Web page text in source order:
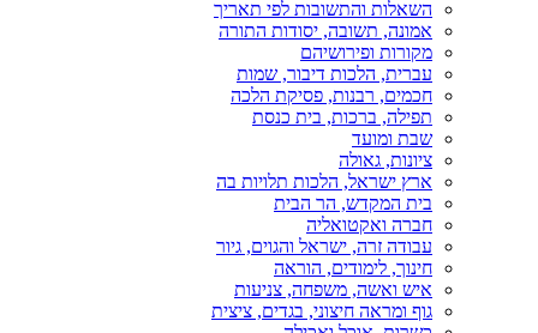
השאלות והתשובות לפי תאריך
אמונה, תשובה, יסודות התורה
מקורות ופירושיהם
עברית, הלכות דיבור, שמות
חכמים, רבנות, פסיקת הלכה
תפילה, ברכות, בית כנסת
שבת ומועד
ציונות, גאולה
ארץ ישראל, הלכות תלויות בה
בית המקדש, הר הבית
חברה ואקטואליה
עבודה זרה, ישראל והגוים, גיור
חינוך, לימודים, הוראה
איש ואשה, משפחה, צניעות
גוף ומראה חיצוני, בגדים, ציצית